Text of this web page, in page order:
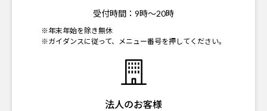
受付時間： 9時～20時
※年末年始を除き無休
※ガイダンスに従って、メニュー番号を押してください。
法人のお客様